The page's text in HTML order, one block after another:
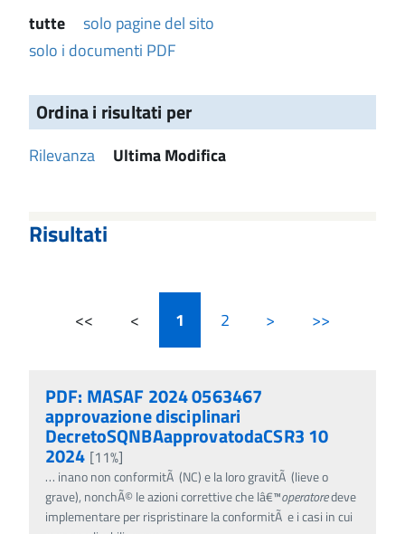
tutte
solo pagine del sito
solo i documenti PDF
Ordina i risultati per
Rilevanza Ultima Modifica
Risultati
<< < 1 2 > >>
PDF: MASAF 2024 0563467
approvazione disciplinari
DecretoSQNBAapprovatodaCSR3 10
2024 [11%]
… inano non conformitÃ (NC) e la loro gravitÃ (lieve o
grave), nonchÃ© le azioni correttive che lâ€™operatoredeve
implementare per rispristinare la conformitÃ e i casi in cui